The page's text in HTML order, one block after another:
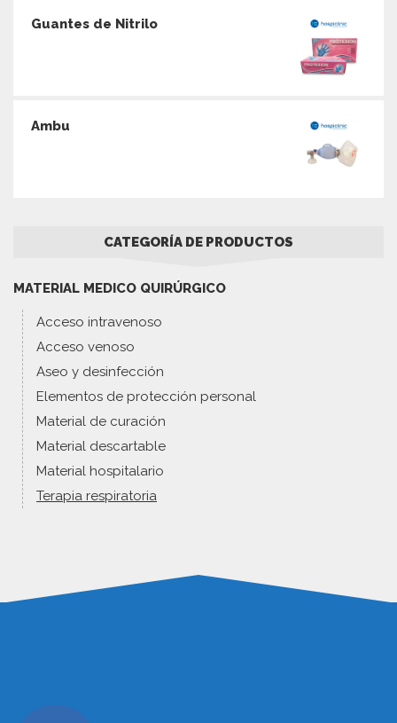
Guantes de Nitrilo
Ambu
CATEGORÍA DE PRODUCTOS
MATERIAL MEDICO QUIRÚRGICO
Acceso intravenoso
Acceso venoso
Aseo y desinfección
Elementos de protección personal
Material de curación
Material descartable
Material hospitalario
Terapia respiratoria